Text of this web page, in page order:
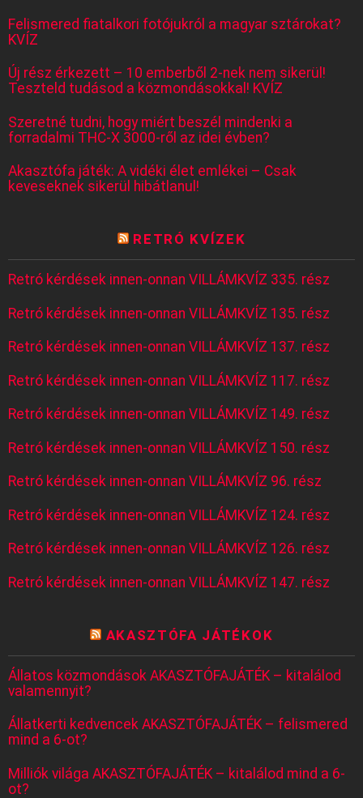
Felismered fiatalkori fotójukról a magyar sztárokat?
KVÍZ
Új rész érkezett – 10 emberből 2-nek nem sikerül!
Teszteld tudásod a közmondásokkal! KVÍZ
Szeretné tudni, hogy miért beszél mindenki a
forradalmi THC-X 3000-ről az idei évben?
Akasztófa játék: A vidéki élet emlékei – Csak
keveseknek sikerül hibátlanul!
RETRÓ KVÍZEK
Retró kérdések innen-onnan VILLÁMKVÍZ 335. rész
Retró kérdések innen-onnan VILLÁMKVÍZ 135. rész
Retró kérdések innen-onnan VILLÁMKVÍZ 137. rész
Retró kérdések innen-onnan VILLÁMKVÍZ 117. rész
Retró kérdések innen-onnan VILLÁMKVÍZ 149. rész
Retró kérdések innen-onnan VILLÁMKVÍZ 150. rész
Retró kérdések innen-onnan VILLÁMKVÍZ 96. rész
Retró kérdések innen-onnan VILLÁMKVÍZ 124. rész
Retró kérdések innen-onnan VILLÁMKVÍZ 126. rész
Retró kérdések innen-onnan VILLÁMKVÍZ 147. rész
AKASZTÓFA JÁTÉKOK
Állatos közmondások AKASZTÓFAJÁTÉK – kitalálod
valamennyit?
Állatkerti kedvencek AKASZTÓFAJÁTÉK – felismered
mind a 6-ot?
Milliók világa AKASZTÓFAJÁTÉK – kitalálod mind a 6-
ot?